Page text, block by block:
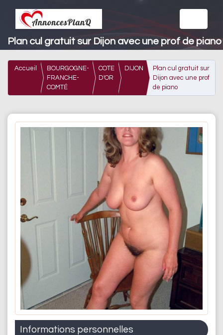
Plan cul gratuit sur Dijon avec une prof de piano
Accueil
BOURGOGNE-
FRANCHE-
COMTÉ
COTE
D'OR
DIJON
Plan cul gratuit sur
Dijon avec une prof
de piano
Informations personnelles